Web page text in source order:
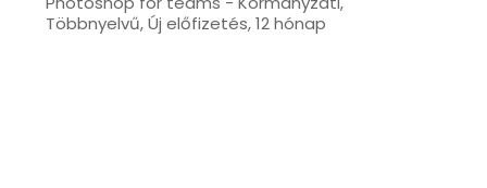
Többnyelvű, Új előfizetés, 12 hónap